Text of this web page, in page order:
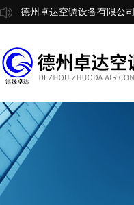
德州卓达空调设备有限公司